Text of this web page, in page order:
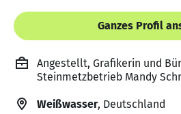
Ganzes Profil
Angestellt, Grafikerin und
Steinmetzbetrieb Mandy
Weißwasser, Deutschland